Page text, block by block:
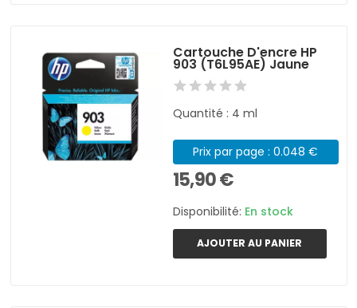
Cartouche D'encre HP
903 (T6L95AE) Jaune
Quantité : 4 ml
Prix par page : 0.048 €
15,90 €
Disponibilité: En stock
AJOUTER AU PANIER